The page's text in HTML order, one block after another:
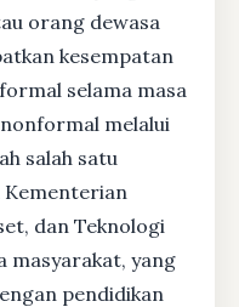
orang dewasa
kesempatan
selama masa
melalui
salah satu
Kementerian
dan Teknologi
masyarakat, yang
pendidikan